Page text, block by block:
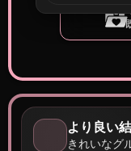
より良い
きれいなグ